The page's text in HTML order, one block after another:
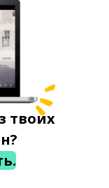
твоих